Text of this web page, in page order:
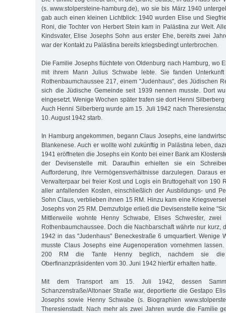
(s. www.stolpersteine-hamburg.de), wo sie bis März 1940
gab auch einen kleinen Lichtblick: 1940 wurden Elise und
Roni, die Tochter von Herbert Stein kam in Palästina zur Welt.
Kindsvater, Elise Josephs Sohn aus erster Ehe, bereits zwei
war der Kontakt zu Palästina bereits kriegsbedingt unterbrochen.
Die Familie Josephs flüchtete von Oldenburg nach Hamburg, wo
mit ihrem Mann Julius Schwabe lebte. Sie fanden
Rothenbaumchaussee 217, einem "Judenhaus", des Jüdischen
sich die Jüdische Gemeinde seit 1939 nennen musste. Dort
eingesetzt. Wenige Wochen später trafen sie dort Henni
Auch Henni Silberberg wurde am 15. Juli 1942 nach
10. August 1942 starb.
In Hamburg angekommen, begann Claus Josephs, eine
Blankenese. Auch er wollte wohl zukünftig in Palästina leben,
1941 eröffneten die Josephs ein Konto bei einer Bank am
der Devisenstelle mit. Daraufhin erhielten sie ein
Aufforderung, ihre Vermögensverhältnisse darzulegen. Daraus
Verwalterpaar bei freier Kost und Logis ein Bruttogehalt von 190
aller anfallenden Kosten, einschließlich der Ausbildungs- und
Sohn Claus, verblieben ihnen 15 RM. Hinzu kam eine
Josephs von 25 RM. Demzufolge erließ die Devisenstelle keine
Mittlerweile wohnte Henny Schwabe, Elises Schwester,
Rothenbaumchaussee. Doch die Nachbarschaft währte nur kurz,
1942 in das "Judenhaus" Beneckestraße 6 umquartiert. Wenige
musste Claus Josephs eine Augenoperation vornehmen
200 RM die Tante Henny beglich, nachdem sie die
Oberfinanzpräsidenten vom 30. Juni 1942 hierfür erhalten hatte.
Mit dem Transport am 15. Juli 1942, dessen
Schanzenstraße/Altonaer Straße war, deportierte die Gestapo
Josephs sowie Henny Schwabe (s. Biographien
Theresienstadt. Nach mehr als zwei Jahren wurde die Familie